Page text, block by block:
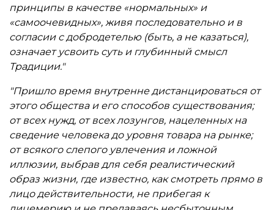
принципы в качестве «нормальных» и
«самоочевидных», живя последовательно и в
согласии с добродетелью (быть, а не казаться),
означает усвоить суть и глубинный смысл
Традиции."
"Пришло время внутренне дистанцироваться от
этого общества и его способов существования;
от всех нужд, от всех лозунгов, нацеленных на
сведение человека до уровня товара на рынке;
от всякого слепого увлечения и ложной
иллюзии, выбрав для себя реалистический
образ жизни, где известно, как смотреть прямо в
лицо действительности, не прибегая к